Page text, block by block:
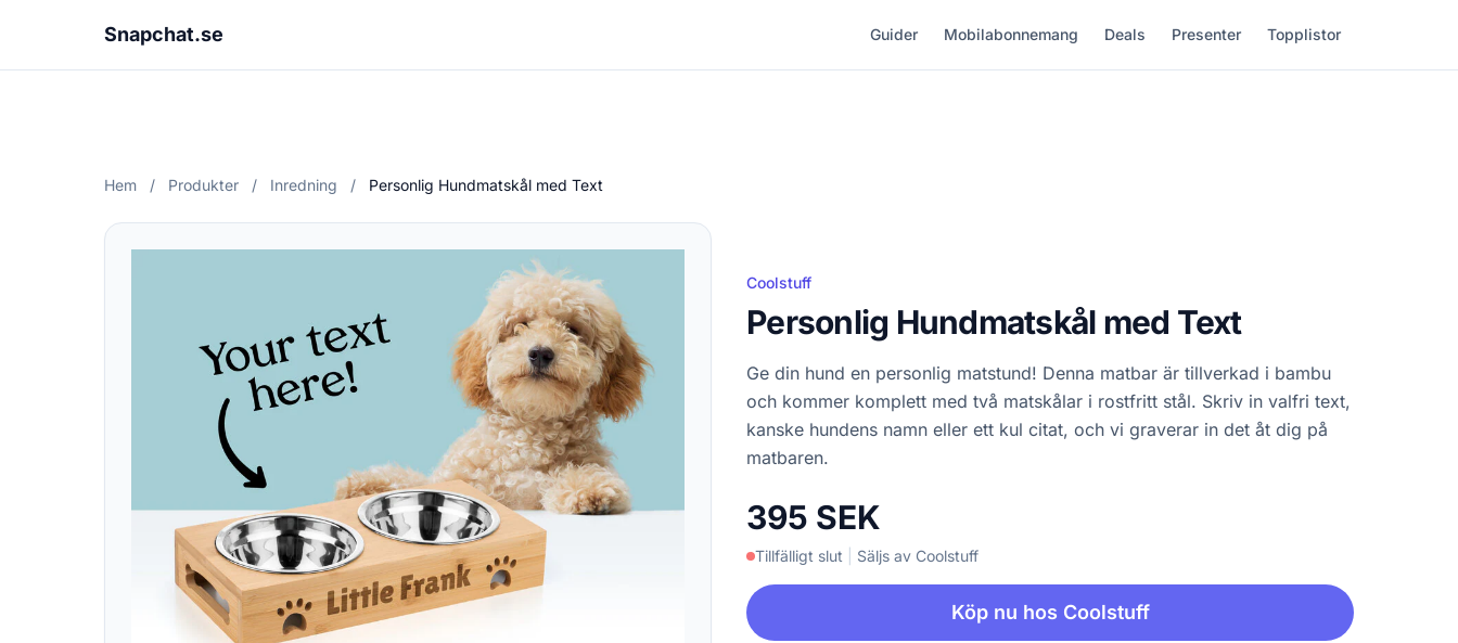
Snapchat.se Guider Mobilabonnemang Deals Presenter Topplistor
Hem / Produkter / Inredning / Personlig Hundmatskål med Text
Coolstuff
Personlig Hundmatskål med Text
Ge din hund en personlig matstund! Denna matbar är tillverkad i bambu
och kommer komplett med två matskålar i rostfritt stål. Skriv in valfri text,
kanske hundens namn eller ett kul citat, och vi graverar in det åt dig på
matbaren.
395 SEK
Tillfälligt slut Säljs av Coolstuff
Köp nu hos Coolstuff